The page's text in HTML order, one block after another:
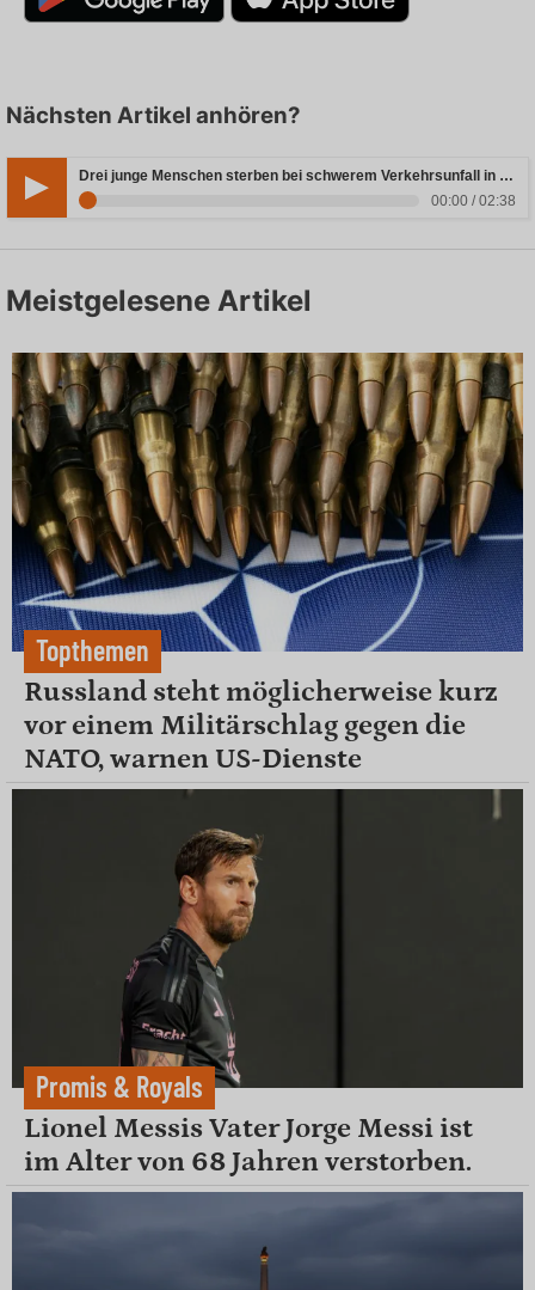
Nächsten Artikel anhören?
Drei junge Menschen sterben bei schwerem Verkehrsunfall in Rheinland-Pfalz
00:00 / 02:38
Meistgelesene Artikel
Topthemen
Russland steht möglicherweise kurz
vor einem Militärschlag gegen die
NATO, warnen US-Dienste
Promis & Royals
Lionel Messis Vater Jorge Messi ist
im Alter von 68 Jahren verstorben.